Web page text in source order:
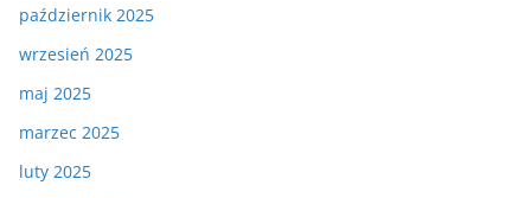
październik 2025
wrzesień 2025
maj 2025
marzec 2025
luty 2025